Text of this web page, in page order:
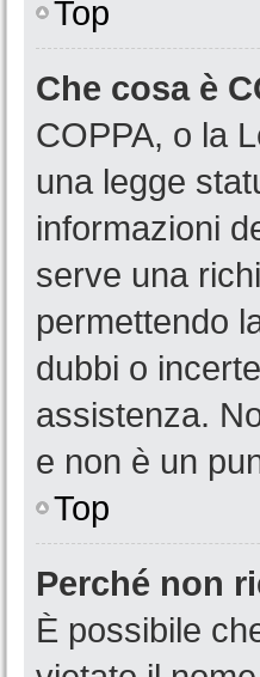
Top
Che cosa è
COPPA, o la
una legge
informazioni
serve una
permettendo
dubbi o
assistenza.
e non è un
Top
Perché non
È possibile